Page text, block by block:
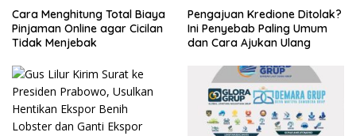
Cara Menghitung Total Biaya
Pinjaman Online agar Cicilan
Tidak Menjebak
Pengajuan Kredione Ditolak?
Ini Penyebab Paling Umum
dan Cara Ajukan Ulang